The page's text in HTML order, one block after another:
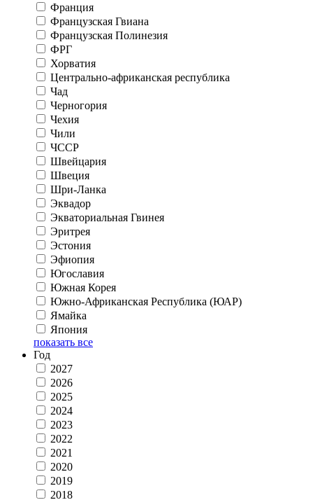
Франция
Французская Гвиана
Французская Полинезия
ФРГ
Хорватия
Центрально-африканская республика
Чад
Черногория
Чехия
Чили
ЧССР
Швейцария
Швеция
Шри-Ланка
Эквадор
Экваториальная Гвинея
Эритрея
Эстония
Эфиопия
Югославия
Южная Корея
Южно-Африканская Республика (ЮАР)
Ямайка
Япония
показать все
Год
2027
2026
2025
2024
2023
2022
2021
2020
2019
2018